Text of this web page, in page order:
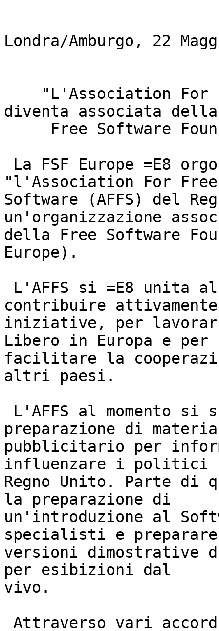
Londra/Amburgo, 22
diventa associata della
"l'Association For Free
Software (AFFS) del
un'organizzazione
della Free Software
Europe).
contribuire
iniziative, per
Libero in Europa e per
facilitare la
altri paesi.
preparazione di
pubblicitario per
influenzare i politici
Regno Unito. Parte di
la preparazione di
un'introduzione al
specialisti e preparare
versioni dimostrative
per esibizioni dal
vivo.